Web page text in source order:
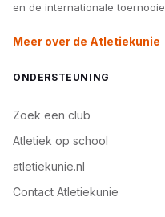
en de internationale
Meer over de Atletiekunie
ONDERSTEUNING
Zoek een club
Atletiek op school
atletiekunie.nl
Contact Atletiekunie